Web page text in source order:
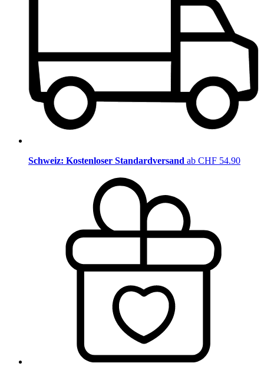
Schweiz: Kostenloser Standardversand ab CHF 54.90